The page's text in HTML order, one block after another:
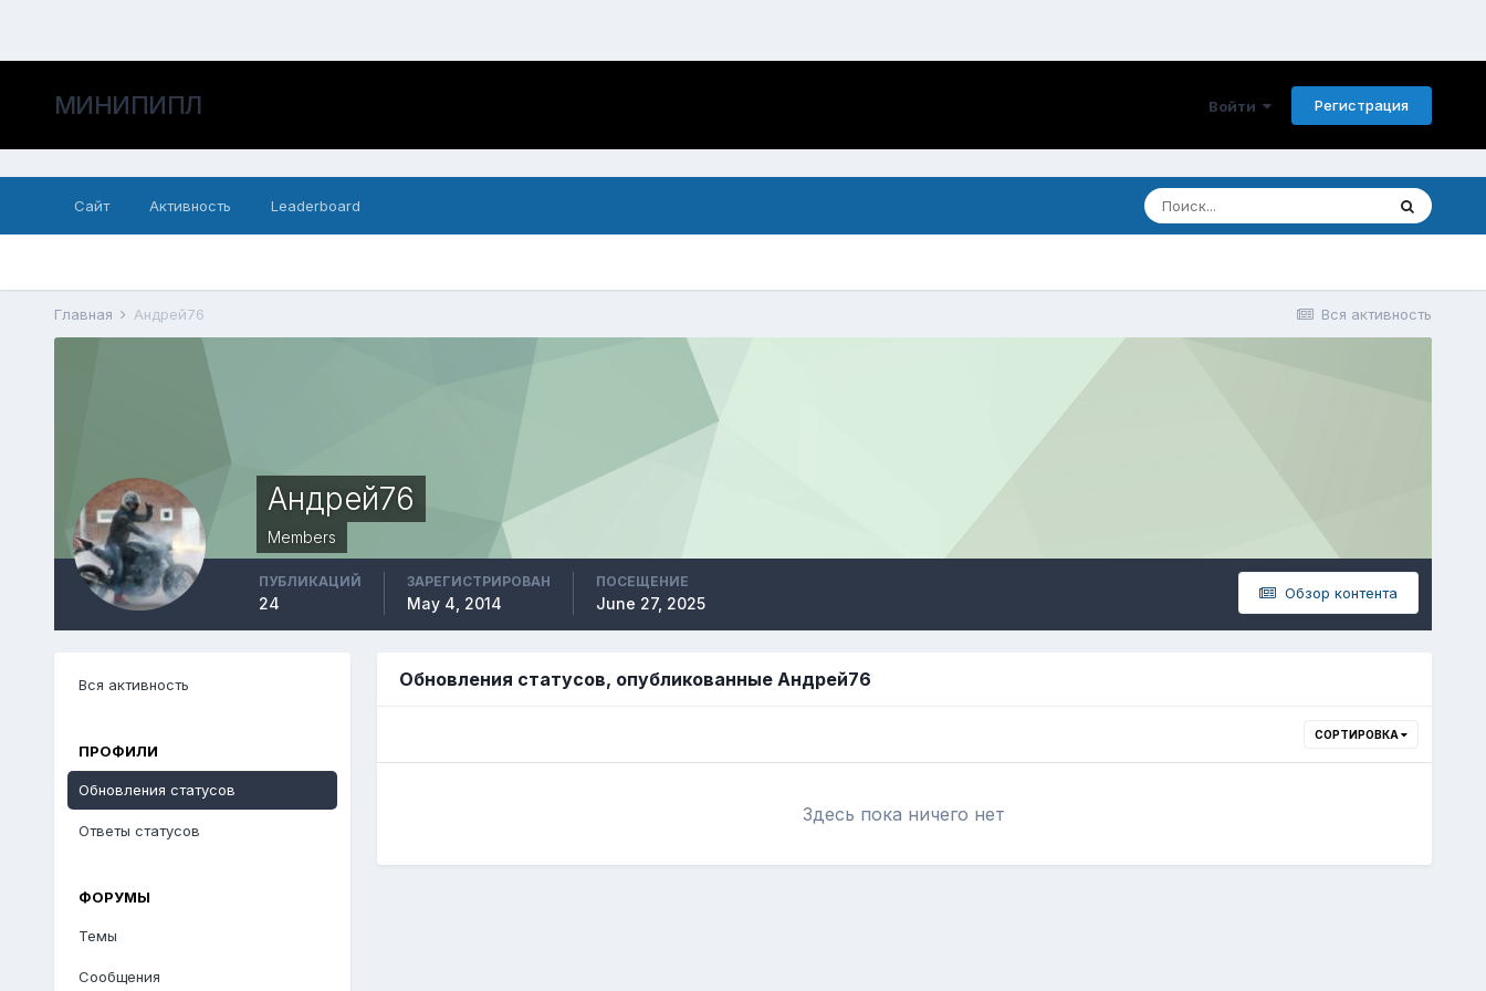
МИНИПИПЛ Войти Регистрация
Сайт Активность Leaderboard
Вся активность
Главная Андрей76
Андрей76
Members
Обзор контента
ПУБЛИКАЦИЙ
24
ЗАРЕГИСТРИРОВАН
May 4, 2014
ПОСЕЩЕНИЕ
June 27, 2025
Вся активность
ПРОФИЛИ
Обновления статусов
Ответы статусов
ФОРУМЫ
Темы
Сообщения
Обновления статусов, опубликованные Андрей76
СОРТИРОВКА
Здесь пока ничего нет